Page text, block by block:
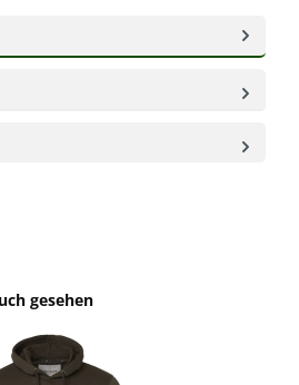
gesehen